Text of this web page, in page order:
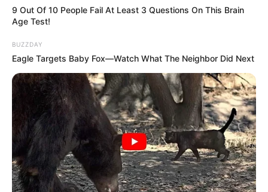
9 Out Of 10 People Fail At Least 3 Questions On This Brain
Age Test!
BUZZDAY
Eagle Targets Baby Fox—Watch What The Neighbor Did Next